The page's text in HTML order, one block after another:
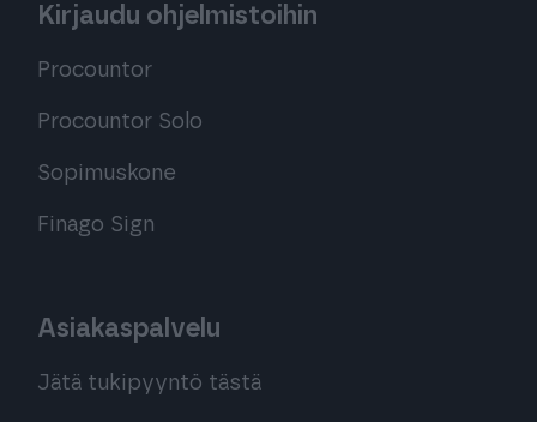
Kirjaudu ohjelmistoihin
Procountor
Procountor Solo
Sopimuskone
Finago Sign
Asiakaspalvelu
Jätä tukipyyntö tästä